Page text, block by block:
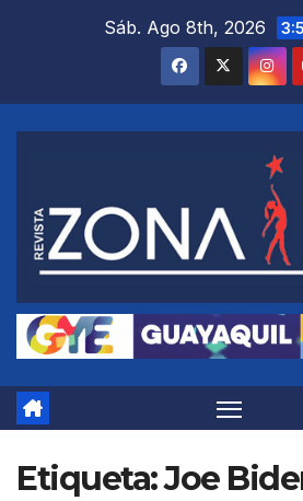
Sáb. Ago 8th, 2026
Etiqueta:Joe